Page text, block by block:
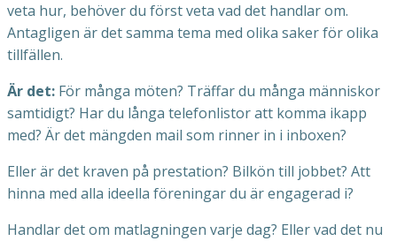
veta hur, behöver du först veta vad det handlar om.
Antagligen är det samma tema med olika saker för olika
tillfällen.
Är det: För många möten? Träffar du många människor
samtidigt? Har du långa telefonlistor att komma ikapp
med? Är det mängden mail som rinner in i inboxen?
Eller är det kraven på prestation? Bilkön till jobbet? Att
hinna med alla ideella föreningar du är engagerad i?
Handlar det om matlagningen varje dag? Eller vad det nu